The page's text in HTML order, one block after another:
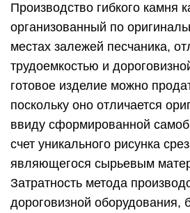
Производство гибкого камня
организованный по
местах залежей песчаника,
трудоемкостью и
готовое изделие можно
поскольку оно отличается
ввиду сформированной
счет уникального рисунка
являющегося сырьевым
Затратность метода
дороговизной оборудования,